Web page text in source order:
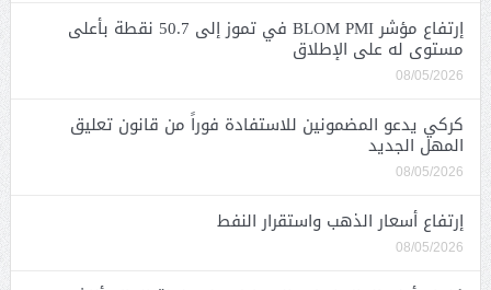
إرتفاع مؤشر BLOM PMI في تموز إلى 50.7 نقطة بأعلى
مستوى له على الإطلاق
08/05/2026
كركي يدعو المضمونين للاستفادة فوراً من قانون تعليق
المهل الجديد
08/05/2026
إرتفاع أسعار الذهب واستقرار النفط
08/05/2026